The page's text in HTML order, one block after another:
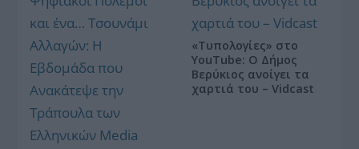
«Τυπολογίες» στο
YouTube: Ο Δήμος
Βερύκιος ανοίγει τα
χαρτιά του – Vidcast